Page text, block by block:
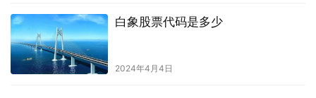
白象股票代码是多少
2024年4月4日